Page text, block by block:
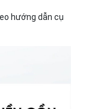
hướng dẫn cụ